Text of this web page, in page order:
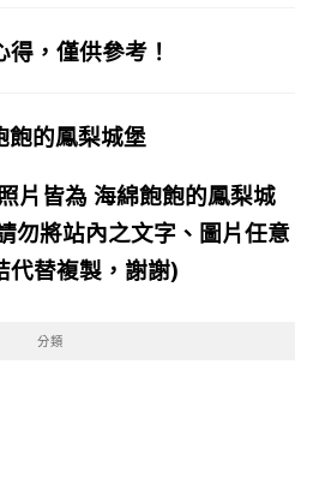
，僅供參考！
的鳳梨城堡
片皆為海綿飽飽的鳳梨城
勿將站內之文字、圖片任意
代替複製，謝謝)
分類